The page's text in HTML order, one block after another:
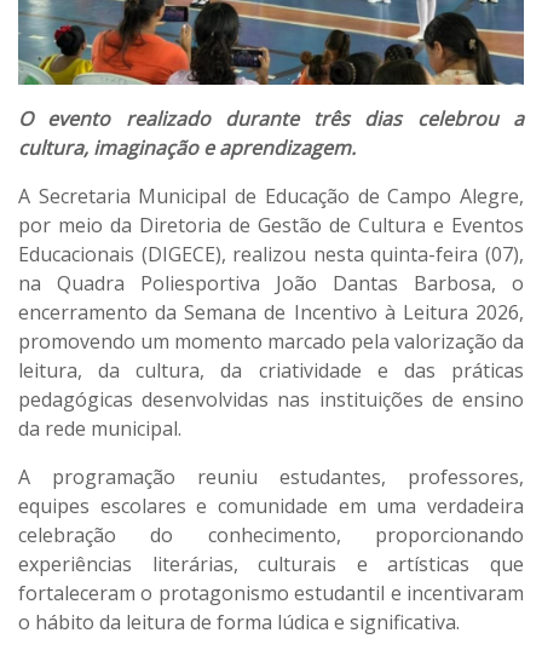
O evento realizado durante três dias celebrou a
cultura, imaginação e aprendizagem.
A Secretaria Municipal de Educação de Campo Alegre,
por meio da Diretoria de Gestão de Cultura e Eventos
Educacionais (DIGECE), realizou nesta quinta-feira (07),
na Quadra Poliesportiva João Dantas Barbosa, o
encerramento da Semana de Incentivo à Leitura 2026,
promovendo um momento marcado pela valorização da
leitura, da cultura, da criatividade e das práticas
pedagógicas desenvolvidas nas instituições de ensino
da rede municipal.
A programação reuniu estudantes, professores,
equipes escolares e comunidade em uma verdadeira
celebração do conhecimento, proporcionando
experiências literárias, culturais e artísticas que
fortaleceram o protagonismo estudantil e incentivaram
o hábito da leitura de forma lúdica e significativa.